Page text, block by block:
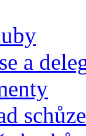
a
schůze